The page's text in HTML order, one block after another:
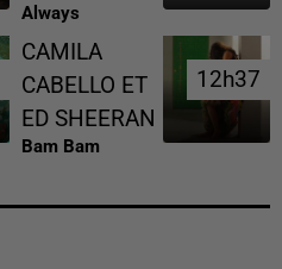
Always
CAMILA
CABELLO ET
ED SHEERAN
Bam Bam
12h37
12h37